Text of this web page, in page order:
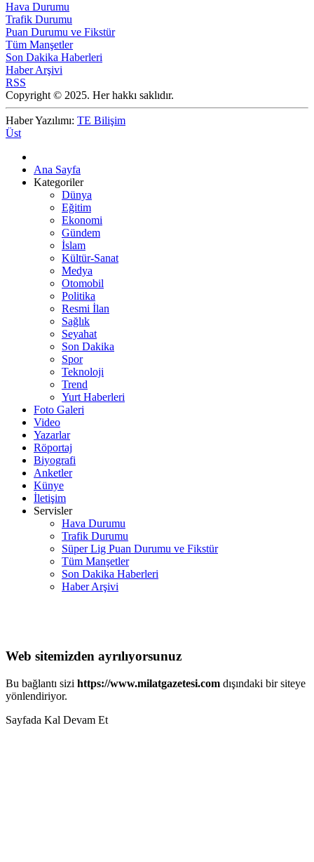
Hava Durumu
Trafik Durumu
Puan Durumu ve Fikstür
Tüm Manşetler
Son Dakika Haberleri
Haber Arşivi
RSS
Copyright © 2025. Her hakkı saklıdır.
Haber Yazılımı: TE Bilişim
Üst
Ana Sayfa
Kategoriler
Dünya
Eğitim
Ekonomi
Gündem
İslam
Kültür-Sanat
Medya
Otomobil
Politika
Resmi İlan
Sağlık
Seyahat
Son Dakika
Spor
Teknoloji
Trend
Yurt Haberleri
Foto Galeri
Video
Yazarlar
Röportaj
Biyografi
Anketler
Künye
İletişim
Servisler
Hava Durumu
Trafik Durumu
Süper Lig Puan Durumu ve Fikstür
Tüm Manşetler
Son Dakika Haberleri
Haber Arşivi
Web sitemizden ayrılıyorsunuz
Bu bağlantı sizi https://www.milatgazetesi.com dışındaki bir siteye
yönlendiriyor.
Sayfada Kal Devam Et